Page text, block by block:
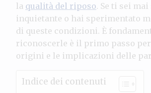
la qualità del riposo. Se ti sei
inquietante o hai sperimentato
di queste condizioni. È
riconoscerle è il primo passo
origini e le implicazioni delle
Indice dei contenuti